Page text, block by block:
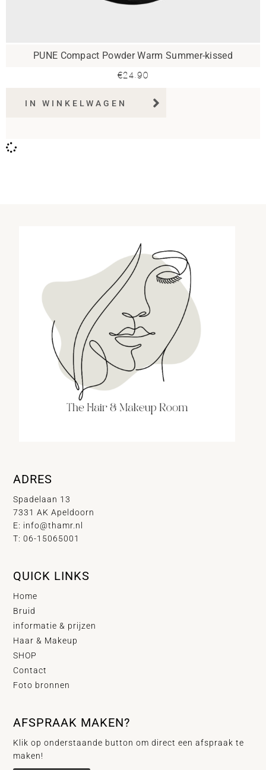
PUNE Compact Powder Warm Summer-kissed
€24.90
IN WINKELWAGEN
ADRES
Spadelaan 13
7331 AK Apeldoorn
E: info@thamr.nl
T: 06-15065001
QUICK LINKS
Home
Bruid
informatie & prijzen
Haar & Makeup
SHOP
Contact
Foto bronnen
AFSPRAAK MAKEN?
Klik op onderstaande button om direct een afspraak te
maken!